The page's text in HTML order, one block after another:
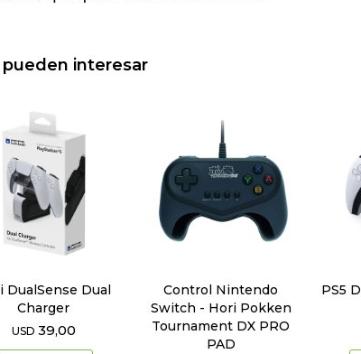
interesar
DualSense Dual
Charger
USD 39,00
Control Nintendo
Switch - Hori Pokken
Tournament DX PRO
PAD
PS5